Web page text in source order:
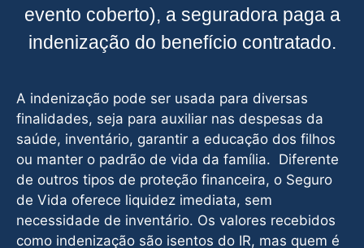
evento coberto), a seguradora paga a
indenização do benefício contratado.
A indenização pode ser usada para diversas
finalidades, seja para auxiliar nas despesas da
saúde, inventário, garantir a educação dos filhos
ou manter o padrão de vida da família. Diferente
de outros tipos de proteção financeira, o Seguro
de Vida oferece liquidez imediata, sem
necessidade de inventário. Os valores recebidos
como indenização são isentos do IR, mas quem é